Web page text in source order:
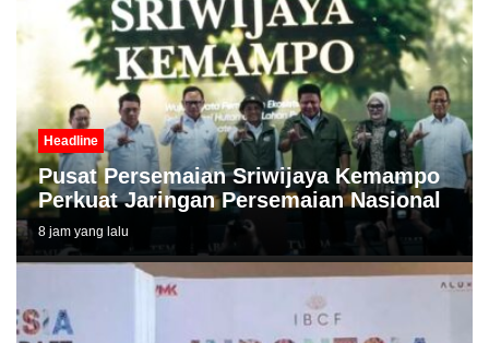
Headline
Pusat Persemaian Sriwijaya Kemampo
Perkuat Jaringan Persemaian Nasional
8 jam yang lalu